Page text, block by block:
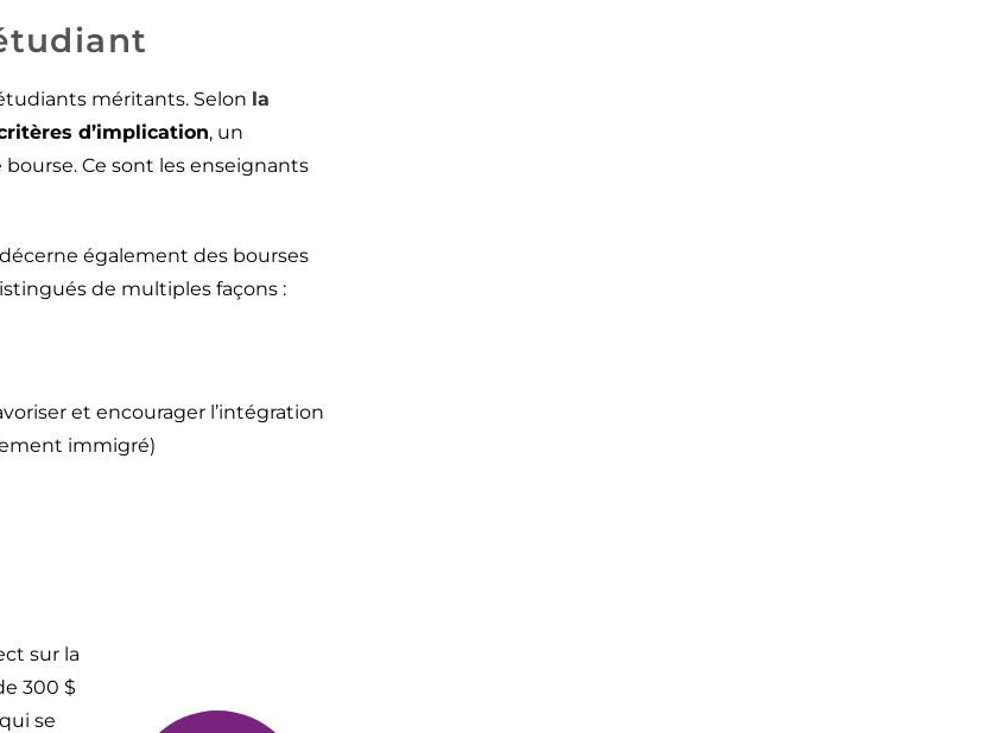
méritants. Selon la
d’implication, un
Ce sont les enseignants
également des bourses
de multiples façons :
et encourager l’intégration
immigré)
sur la
300 $
se